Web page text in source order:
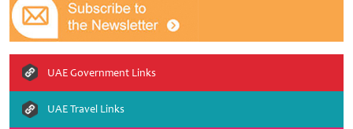
UAE Government Links
UAE Travel Links